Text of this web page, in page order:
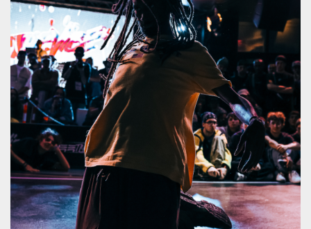
cf_clearance
Cloudflare,
Inc.
.oooh.events
1 año
Esta cookie es
utilizada por el
servicio
CloudFlare para
identificar el
tráfico web de
confianza y
anular cualquier
restricción de
seguridad
basada en la
dirección IP del
visitante. Es
esencial para
apoyar las
funciones de
seguridad de un
sitio web y
proporcionar
protección
contra visitantes
maliciosos.